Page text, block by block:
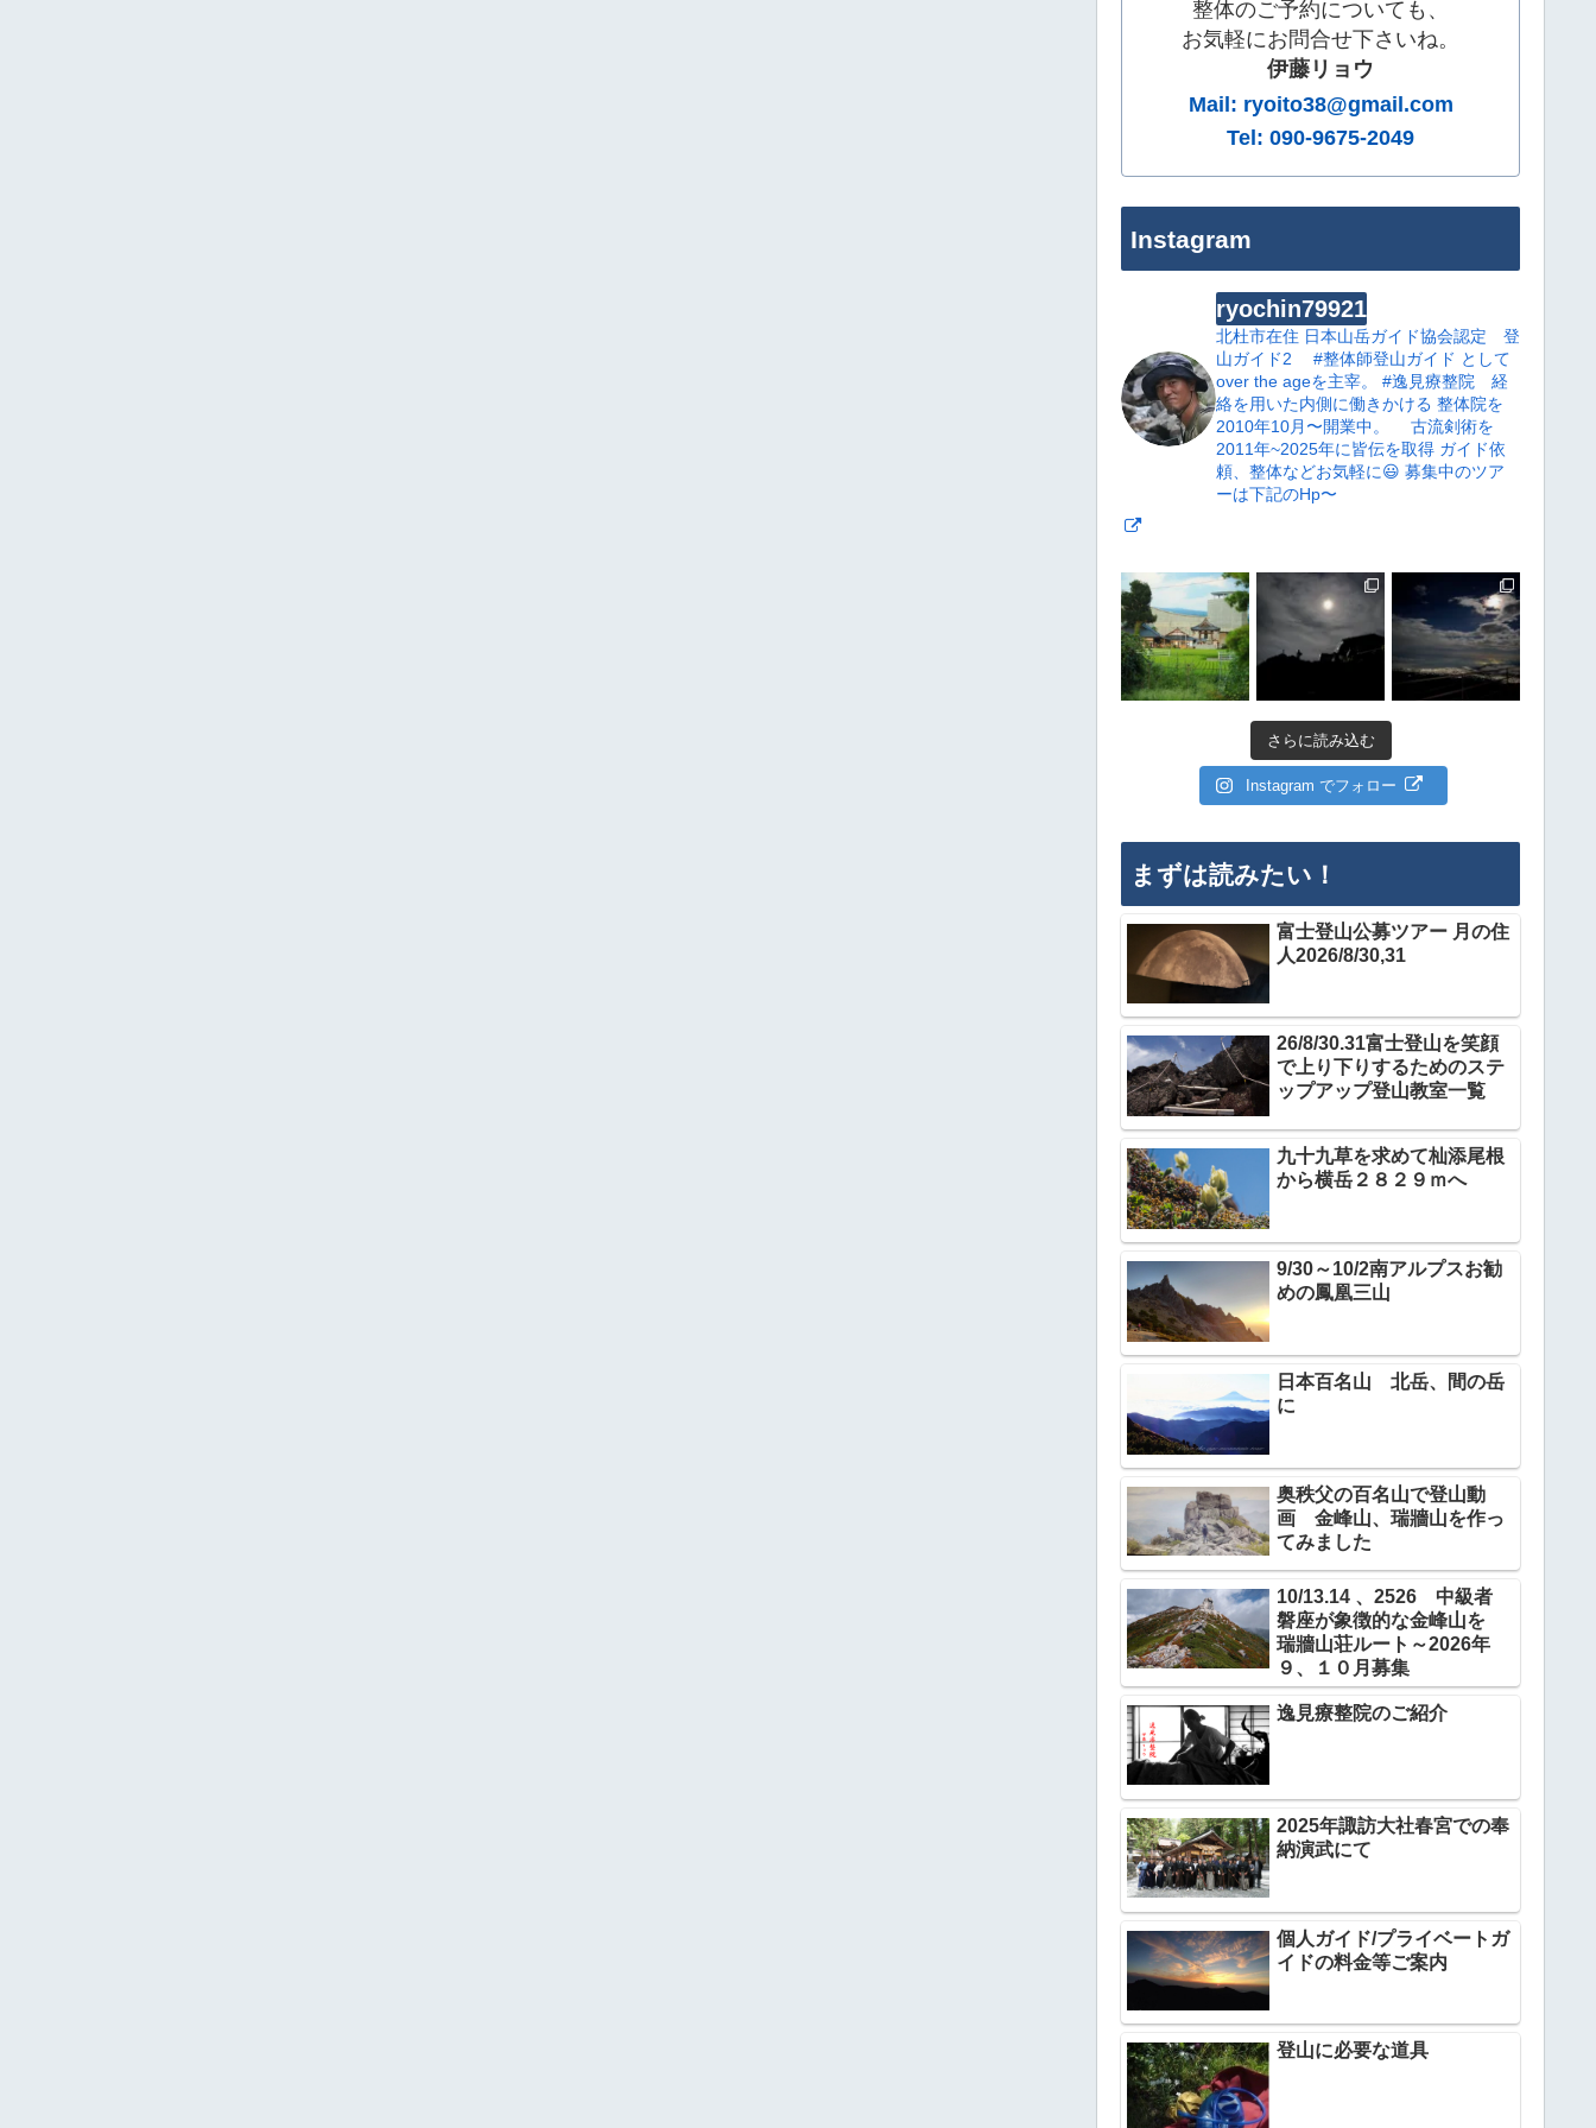
整体のご予約についても、
お気軽にお問合せ下さいね。
伊藤リョウ
Mail: ryoito38@gmail.com
Tel: 090-9675-2049
Instagram
ryochin79921
北杜市在住 日本山岳ガイド協会認定 登
山ガイド2
#整体師登山ガイド として
over the ageを主宰。
#逸見療整院 経
絡を用いた内側に働きかける 整体院を
2010年10月〜開業中。
古流剣術を
2011年~2025年に皆伝を取得 ガイド依
頼、整体などお気軽に😃 募集中のツア
ーは下記のHp〜
さらに読み込む
Instagram でフォロー
まずは読みたい！
富士登山公募ツアー 月の住
人2026/8/30,31
26/8/30.31富士登山を笑顔
で上り下りするためのステ
ップアップ登山教室一覧
九十九草を求めて杣添尾根
から横岳２８２９ｍへ
9/30～10/2南アルプスお勧
めの鳳凰三山
日本百名山 北岳、間の岳
に
奥秩父の百名山で登山動
画 金峰山、瑞牆山を作っ
てみました
10/13.14 、2526 中級者
磐座が象徴的な金峰山を
瑞牆山荘ルート～2026年
９、１０月募集
逸見療整院のご紹介
2025年諏訪大社春宮での奉
納演武にて
個人ガイド/プライベートガ
イドの料金等ご案内
登山に必要な道具